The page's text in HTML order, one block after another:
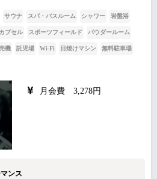
サウナ スパ・バスルーム シャワー 岩盤浴
プセル スポーツフィールド パウダールーム
機 託児場 Wi-Fi 日焼けマシン 無料駐車場
月会費 3,278円
ンス